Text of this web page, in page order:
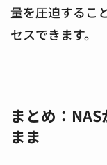
量を圧迫するこ
セスできます。
まとめ：
まま